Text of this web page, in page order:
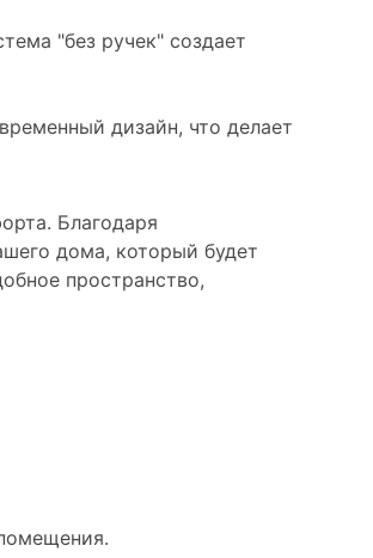
"без ручек" создает
дизайн, что делает
Благодаря
дома, который будет
пространство,